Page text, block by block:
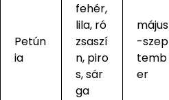
Petún
ia
fehér,
lila, ró
zsaszí
n, piro
s, sár
ga
május
-szep
temb
er